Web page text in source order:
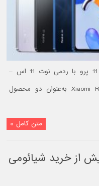
در اینجا به مقایسه شیائومی ردمی نوت 11 پرو با ردمی نوت 11 اس –
Xiaomi Redmi Note 11 Pro vs Redmi Note 11S به‌عنوان دو محصول
متن کامل »
از خرید شیائومی